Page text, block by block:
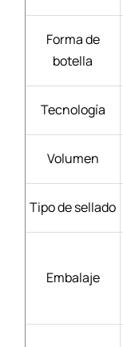
Forma de
botella
Tecnología
Volumen
Tipo de sellado
Embalaje